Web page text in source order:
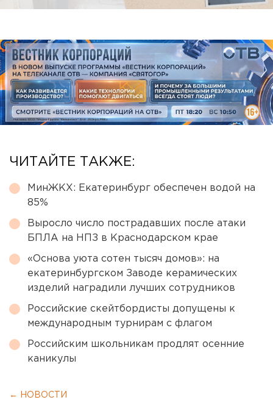
ЧИТАЙТЕ ТАКЖЕ:
МинЖКХ: Екатеринбург обеспечен водой на
85%
Выросло число пострадавших после атаки
БПЛА на НПЗ в Краснодарском крае
«Основа уюта сотен тысяч домов»: на
екатеринбургском Заводе керамических
изделий наградили лучших сотрудников
Российские скейтбордисты допущены к
международным турнирам с флагом
Российским школьникам продлят осенние
каникулы
← НОВОСТИ